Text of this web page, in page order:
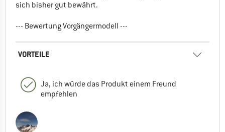
sich bisher gut bewährt.
--- Bewertung Vorgängermodell ---
VORTEILE
Ja, ich würde das Produkt einem Freund
empfehlen